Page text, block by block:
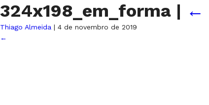
324x198_em_forma | ←
Thiago Almeida | 4 de novembro de 2019
←